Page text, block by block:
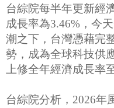
台綜院每半年更新經
成長率為3.46%，今
潮之下，台灣憑藉完
勢，成為全球科技供
上修全年經濟成長率
台綜院分析，2026年